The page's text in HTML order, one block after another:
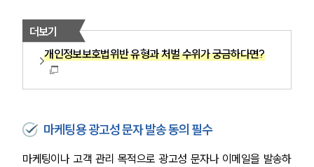
더보기
개인정보보호법위반 유형과 처벌 수위가 궁금하다면?
마케팅용 광고성 문자 발송 동의 필수
마케팅이나 고객 관리 목적으로 광고성 문자나 이메일을 발송하